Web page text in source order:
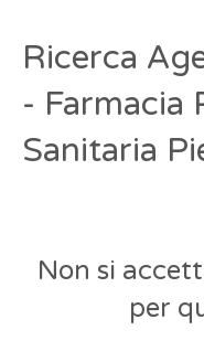
Ricerca
- Farmacia
Sanitaria
Non si
per